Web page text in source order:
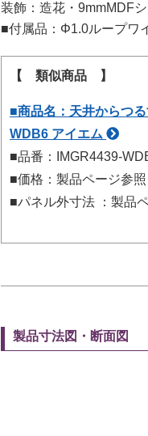
装飾：造花・9mmMDF
■付属品：Φ1.0ループワ
【 類似商品 】
■商品名：天井からつ
WDB6 アイエム
■品番：IMGR4439-
■価格：製品ページ参照
■パネル外寸法 ：製品
製品寸法図・断面図